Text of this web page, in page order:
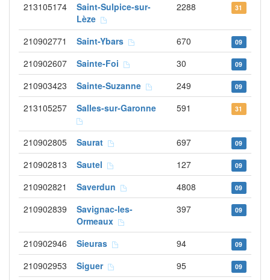
213105174
Saint-Sulpice-sur-
Lèze
2288 31
210902771 Saint-Ybars 670 09
210902607 Sainte-Foi 30 09
210903423 Sainte-Suzanne 249 09
213105257 Salles-sur-Garonne 591 31
210902805 Saurat 697 09
210902813 Sautel 127 09
210902821 Saverdun 4808 09
210902839
Savignac-les-
Ormeaux
397 09
210902946 Sieuras 94 09
210902953 Siguer 95 09